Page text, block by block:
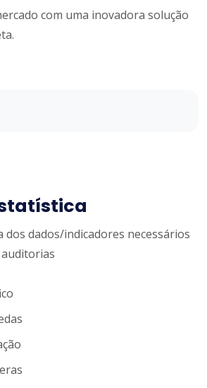
com uma inovadora solução
dos dados/indicadores necessários